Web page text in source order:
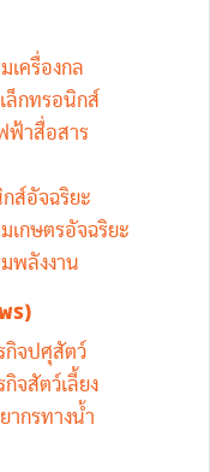
เครื่องกล
ล็กทรอนิกส์
ฟ้าสื่อสาร
ส์อัจฉริยะ
เกษตรอัจฉริยะ
พลังงาน
ร)
กิจปศุสัตว์
จสัตว์เลี้ยง
ากรทางน้ำ